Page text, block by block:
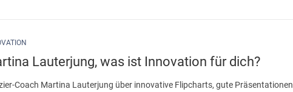
Lauterjung, was ist Innovation für dich?
Coach Martina Lauterjung über innovative Flipcharts, gute Präsentationen